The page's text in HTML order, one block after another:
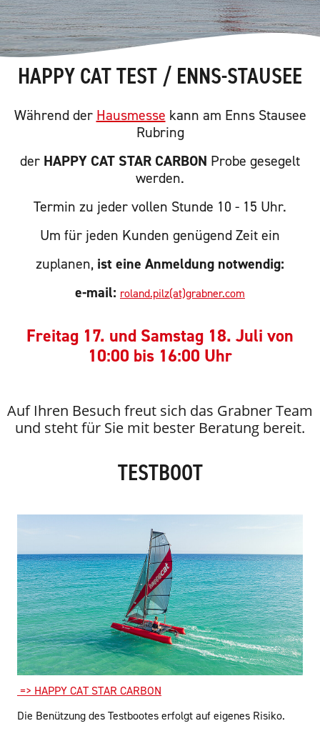
HAPPY CAT TEST / ENNS-STAUSEE
Während der Hausmesse kann am Enns Stausee
Rubring
der HAPPY CAT STAR CARBON Probe gesegelt
werden.
Termin zu jeder vollen Stunde 10 - 15 Uhr.
Um für jeden Kunden genügend Zeit ein
zuplanen, ist eine Anmeldung notwendig:
e-mail: roland.pilz(at)grabner.com
Freitag 17. und Samstag 18. Juli von
10:00 bis 16:00 Uhr
Auf Ihren Besuch freut sich das Grabner Team
und steht für Sie mit bester Beratung bereit.
TESTBOOT
=> HAPPY CAT STAR CARBON
Die Benützung des Testbootes erfolgt auf eigenes Risiko.